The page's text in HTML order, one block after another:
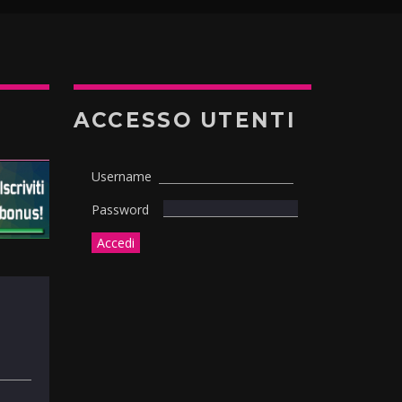
ACCESSO UTENTI
Username
Password